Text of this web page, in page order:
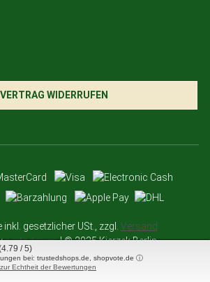
VERTRAG WIDERRUFEN
inkl. gesetzlicher USt., zzgl. Versand
cartodesign| © 2025 Kierzek Berlin
/ 5)
bei: trustedshops.de, shopvote.de ⓘ
Echtheit der Bewertungen